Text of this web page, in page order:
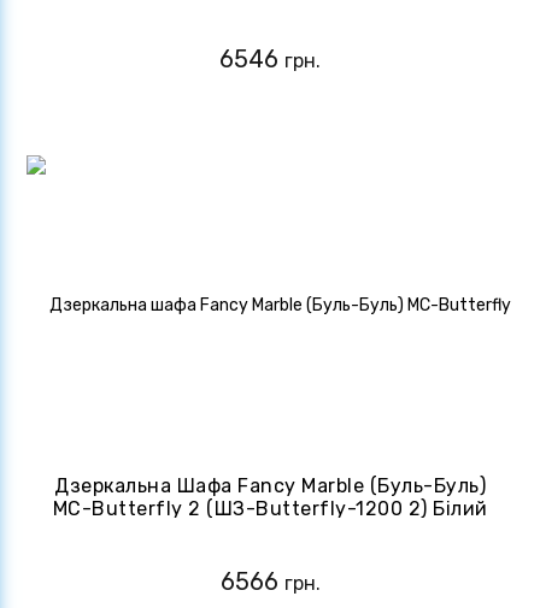
6546 грн.
Дзеркальна Шафа Fancy Marble (Буль-Буль)
MC-Butterfly 2 (ШЗ-Butterfly-1200 2) Білий
6566 грн.